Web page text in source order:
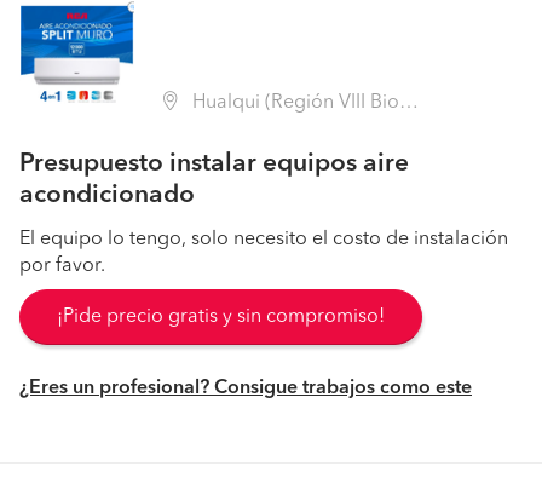
Hualqui (Región VIII Biobío - Concepción)
Presupuesto instalar equipos aire
acondicionado
El equipo lo tengo, solo necesito el costo de instalación
por favor.
¡Pide precio gratis y sin compromiso!
¿Eres un profesional? Consigue trabajos como este